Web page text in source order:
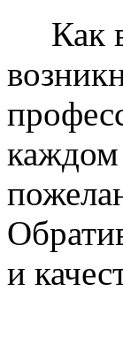
Как
каждом
и